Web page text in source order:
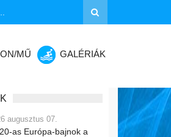
MŰ GALÉRIÁK
augusztus 07.
as Európa-bajnok a